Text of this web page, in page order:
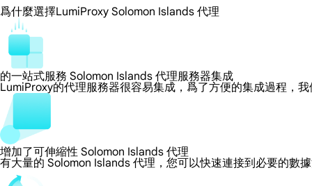
爲什麼選擇LumiProxy Solomon Islands 代理
的一站式服務 Solomon Islands 代理服務器集成
LumiProxy的代理服務器很容易集成，爲了方便的集成過程，
增加了可伸縮性 Solomon Islands 代理
有大量的 Solomon Islands 代理，您可以快速連接到必要的數